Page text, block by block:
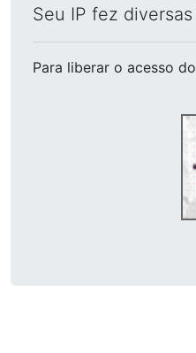
Seu IP fez
Para liberar o acesso